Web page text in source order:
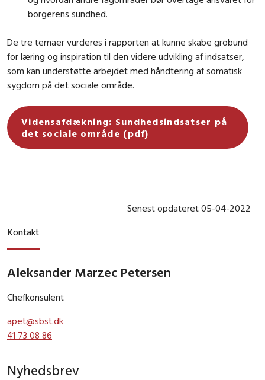
borgerens sundhed.
De tre temaer vurderes i rapporten at kunne skabe grobund
for læring og inspiration til den videre udvikling af indsatser,
som kan understøtte arbejdet med håndtering af somatisk
sygdom på det sociale område.
Vidensafdækning: Sundhedsindsatser på
det sociale område (pdf)
Senest opdateret 05-04-2022
Kontakt
Aleksander Marzec Petersen
Chefkonsulent
apet@sbst.dk
41 73 08 86
Nyhedsbrev